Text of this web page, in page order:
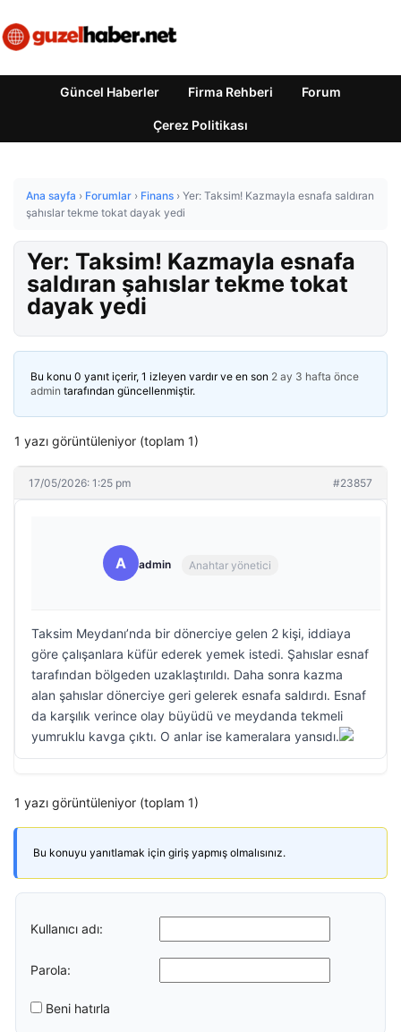
Güncel Haberler Firma Rehberi Forum
Çerez Politikası
Ana sayfa › Forumlar › Finans › Yer: Taksim! Kazmayla esnafa saldıran
şahıslar tekme tokat dayak yedi
Yer: Taksim! Kazmayla esnafa
saldıran şahıslar tekme tokat
dayak yedi
Bu konu 0 yanıt içerir, 1 izleyen vardır ve en son 2 ay 3 hafta önce
admin tarafından güncellenmiştir.
1 yazı görüntüleniyor (toplam 1)
17/05/2026: 1:25 pm #23857
A admin Anahtar yönetici
Taksim Meydanı’nda bir dönerciye gelen 2 kişi, iddiaya
göre çalışanlara küfür ederek yemek istedi. Şahıslar esnaf
tarafından bölgeden uzaklaştırıldı. Daha sonra kazma
alan şahıslar dönerciye geri gelerek esnafa saldırdı. Esnaf
da karşılık verince olay büyüdü ve meydanda tekmeli
yumruklu kavga çıktı. O anlar ise kameralara yansıdı.
1 yazı görüntüleniyor (toplam 1)
Bu konuyu yanıtlamak için giriş yapmış olmalısınız.
Kullanıcı adı:
Parola:
Beni hatırla